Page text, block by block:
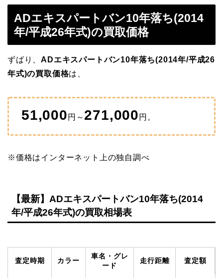
ADエキスパートバン10年落ち(2014
年/平成26年式)の買取価格
ずばり、ADエキスパートバン10年落ち(2014年/平成26
年式)の買取価格は、
51,000 円～ 271,000 円。
※価格はインターネット上の独自調べ
【最新】ADエキスパートバン10年落ち(2014
年/平成26年式)の買取相場表
査定時期 カラー
車名・グレ
ード
走行距離 査定額